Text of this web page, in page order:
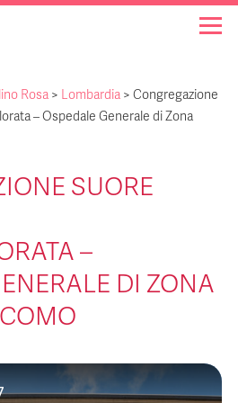
ROSA
Rosa > Lombardia > Congregazione
– Ospedale Generale di Zona
SUORE
–
DI ZONA